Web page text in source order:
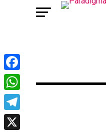
Facebook
WhatsApp
Telegram